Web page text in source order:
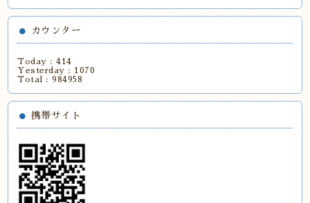
カウンター
Today :414
Yesterday : 1070
Total :984958
携帯サイト